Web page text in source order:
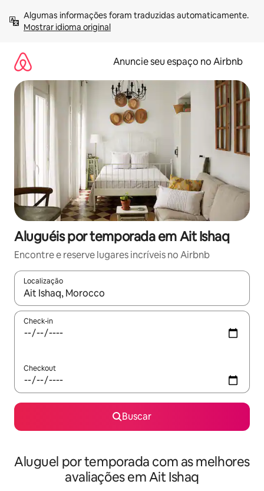
para
Mostrar idioma original
Anuncie seu espaço no Airbnb
Aluguéis por temporada em Ait Ishaq
Encontre e reserve lugares incríveis no Airbnb
Localização
Quando os resultados estiverem disponíveis, explore-os
Check-in
Checkout
Buscar
Aluguel por temporada com as melhores
avaliações em Ait Ishaq